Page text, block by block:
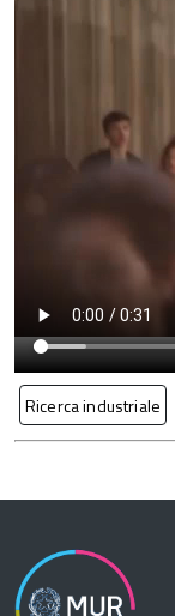
Ricerca industriale